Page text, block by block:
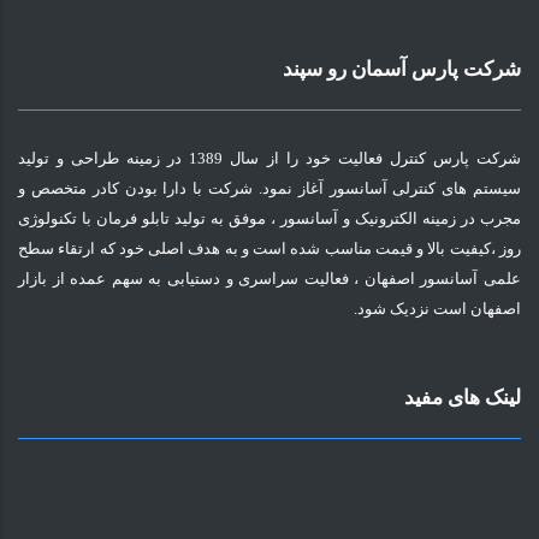
شرکت پارس آسمان رو سپند
شرکت پارس کنترل فعالیت خود را از سال 1389 در زمینه طراحی و تولید
سیستم های کنترلی آسانسور آغاز نمود. شرکت با دارا بودن کادر متخصص و
مجرب در زمینه الکترونیک و آسانسور ، موفق به تولید تابلو فرمان با تکنولوژی
روز ،کیفیت بالا و قیمت مناسب شده است و به هدف اصلی خود که ارتقاء سطح
علمی آسانسور اصفهان ، فعالیت سراسری و دستیابی به سهم عمده از بازار
اصفهان است نزدیک شود.
لینک های مفید